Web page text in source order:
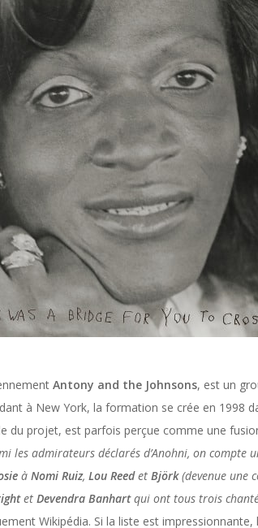
Antony and the Johnsons, est un
à New York, la formation se crée en 1998
du projet, est parfois perçue comme une
les admirateurs déclarés d’Anohni, on compte
à Nomi Ruiz, Lou Reedet Björk(devenue une
et Devendra Banhartqui ont tous trois
Wikipédia. Si la liste est